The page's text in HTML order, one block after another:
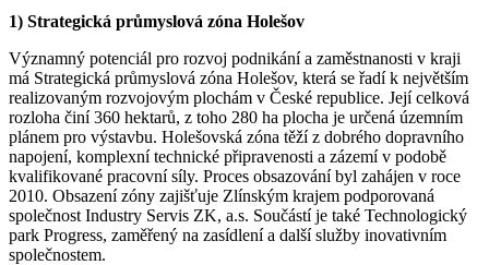
1) Strategická průmyslová zóna Holešov
Významný potenciál pro rozvoj podnikání a zaměstnanosti v kraji
má Strategická průmyslová zóna Holešov, která se řadí k největším
realizovaným rozvojovým plochám v České republice. Její celková
rozloha činí 360 hektarů, z toho 280 ha plocha je určená územním
plánem pro výstavbu. Holešovská zóna těží z dobrého dopravního
napojení, komplexní technické připravenosti a zázemí v podobě
kvalifikované pracovní síly. Proces obsazování byl zahájen v roce
2010. Obsazení zóny zajišťuje Zlínským krajem podporovaná
společnost Industry Servis ZK, a.s. Součástí je také Technologický
park Progress, zaměřený na zasídlení a další služby inovativním
společnostem.